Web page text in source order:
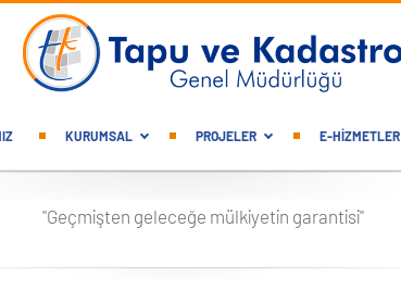
KURUMSAL PROJELER E-HİZMETLER
"Geçmişten geleceğe mülkiyetin garantisi"